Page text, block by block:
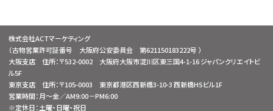
株式会社ACTマーケティング
（古物営業許可証番号 大阪府公安委員会 第621150183222号 ）
大阪支店 住所：〒532-0002 大阪府大阪市淀川区東三国4-1-16 ジャパンクリエイトビ
ル5F
東京支店 住所：〒105-0003 東京都港区西新橋3-10-3 西新橋HSビル1F
営業時間：月～金／AM9:00－PM6:00
※定休日：土曜・日曜・祝日